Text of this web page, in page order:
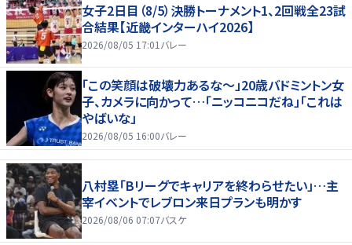
女子2日目（8/5）決勝トーナメント1、2回戦全23試
合結果【近畿インターハイ2026】
2026/08/05 17:01 バレー
「この笑顔は破壊力あるな〜」20歳バドミントン女
子、カメラに向かって…「ニッコニコだね」「これは
やばいな」
2026/08/05 16:00バレー
八村塁「Bリーグでキャリアを終わらせたい」…主
宰イベントでレブロン来日プランも明かす
2026/08/06 07:07バスケ